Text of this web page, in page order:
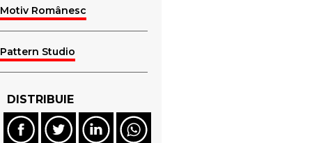
Motiv Românesc
Pattern Studio
DISTRIBUIE